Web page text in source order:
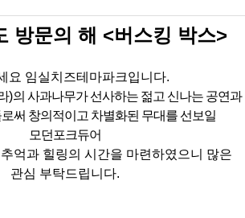
방문의 해 <버스킹 박스>
요 임실치즈테마파크입니다.
)의 사과나무가 선사하는 젊고 신나는 공연과
써 창의적이고 차별화된 무대를 선보일
모던포크듀어
억과 힐링의 시간을 마련하였으니 많은
관심 부탁드립니다.